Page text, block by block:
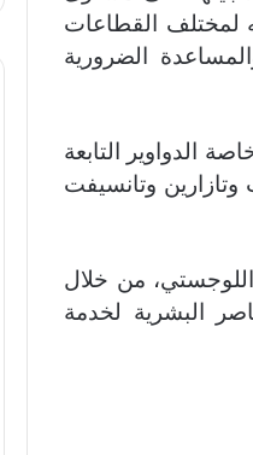
لمختلف القطاعات
الضرورية
الدواوير التابعة
وتانسيفت
اللوجستي، من خلال
البشرية لخدمة